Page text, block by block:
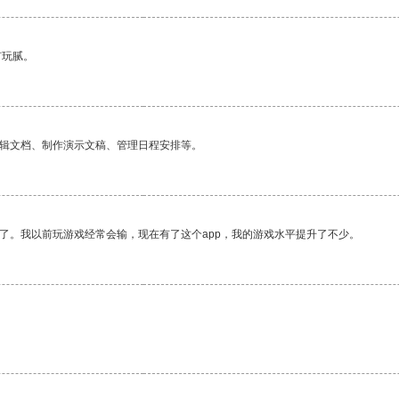
腻。
档、制作演示文稿、管理日程安排等。
我以前玩游戏经常会输，现在有了这个app，我的游戏水平提升了不少。